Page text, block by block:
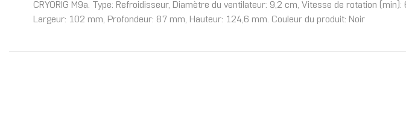
CRYORIG M9a. Type: Refroidisseur, Diamètre du ventilateur: 9,2 cm, Vitesse de rotation
Largeur: 102 mm, Profondeur: 87 mm, Hauteur: 124,6 mm. Couleur du produit: Noir